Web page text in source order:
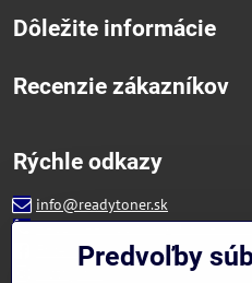
Dôležite informácie
Recenzie zákazníkov
Rýchle odkazy
info@readytoner.sk
+421 944 322 536 (PO-PIA:
FacebookPredvoľby